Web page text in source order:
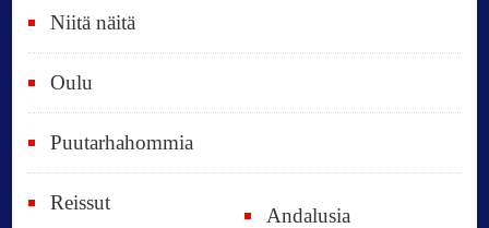
Niitä näitä
Oulu
Puutarhahommia
Reissut
Andalusia